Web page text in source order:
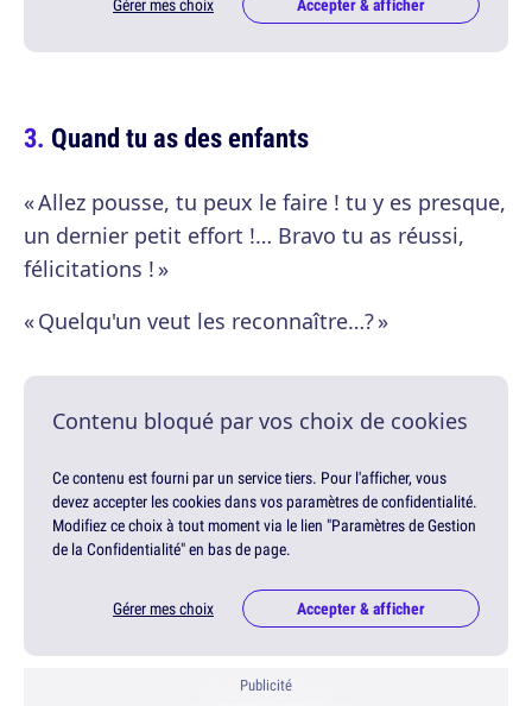
Gérer mes choix Accepter & afficher
Quand tu as des enfants
« Allez pousse, tu peux le faire ! tu y es presque,
un dernier petit effort !… Bravo tu as réussi,
félicitations ! »
« Quelqu'un veut les reconnaître…? »
Contenu bloqué par vos choix de cookies
Ce contenu est fourni par un service tiers. Pour l'afficher, vous
devez accepter les cookies dans vos paramètres de confidentialité.
Modifiez ce choix à tout moment via le lien "Paramètres de Gestion
de la Confidentialité" en bas de page.
Gérer mes choix Accepter & afficher
Publicité